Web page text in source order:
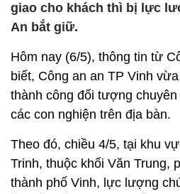
giao cho khách thì bị lực
An bắt giữ.
Hôm nay (6/5), thông tin từ
biết, Công an an TP Vinh
thành công đối tượng
các con nghiện trên địa bàn.
Theo đó, chiều 4/5, tại khu
Trinh, thuộc khối Văn Trung,
thành phố Vinh, lực lượng